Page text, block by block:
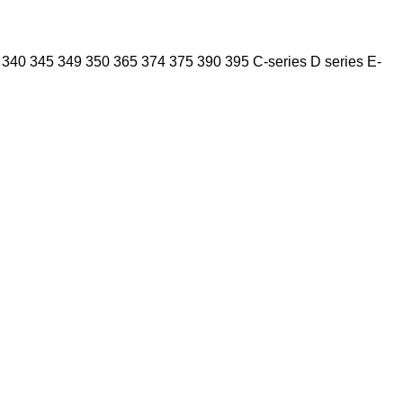
340 345 349 350 365 374 375 390 395 C-series D series E-